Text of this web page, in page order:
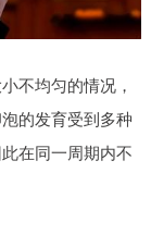
不均匀的情况，
的发育受到多种
在同一周期内不